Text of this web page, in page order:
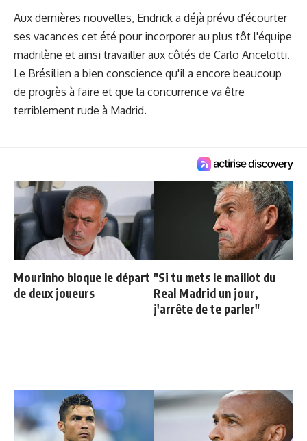
Aux dernières nouvelles, Endrick a déjà prévu d'écourter
ses vacances cet été pour incorporer au plus tôt l'équipe
madrilène et ainsi travailler aux côtés de Carlo Ancelotti.
Le Brésilien a bien conscience qu'il a encore beaucoup
de progrès à faire et que la concurrence va être
terriblement rude à Madrid.
Mourinho bloque le départ
de deux joueurs
"Si tu mets le maillot du
Real Madrid un jour,
j'arrête de te parler"